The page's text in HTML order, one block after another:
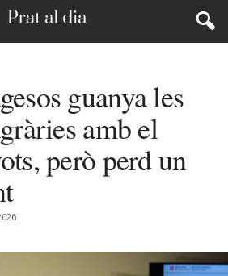
guanya les
amb el
però perd un